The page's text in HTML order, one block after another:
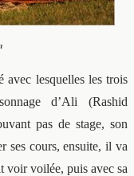
avec lesquelles les trois
d’Ali (Rashid
pas de stage, son
ses cours, ensuite, il va
voir voilée, puis avec sa